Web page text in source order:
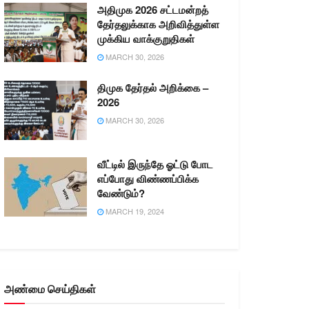
அதிமுக 2026 சட்டமன்றத்
தேர்தலுக்காக அறிவித்துள்ள
முக்கிய வாக்குறுதிகள்
MARCH 30, 2026
திமுக தேர்தல் அறிக்கை –
2026
MARCH 30, 2026
வீட்டில் இருந்தே ஓட்டு போட
எப்போது விண்ணப்பிக்க
வேண்டும்?
MARCH 19, 2024
அண்மை செய்திகள்